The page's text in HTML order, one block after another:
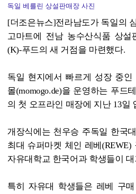
독일 베를린 상설판매장 사진
[더조은뉴스]전라남도가 독일의
고마트에 전남 농수산식품 상설
(K)-푸드의 새 거점을 마련했다.
독일 현지에서 빠르게 성장 중인
몰(momogo.de)을 운영하는 푸드
의 첫 오프라인 매장에 지난 13일
개장식에는 천우승 주독일 한국
최대 슈퍼마켓 체인 레베(REWE)
자유대학교 한국어과 학생들이
특히 자유대 학생들은 레베 구